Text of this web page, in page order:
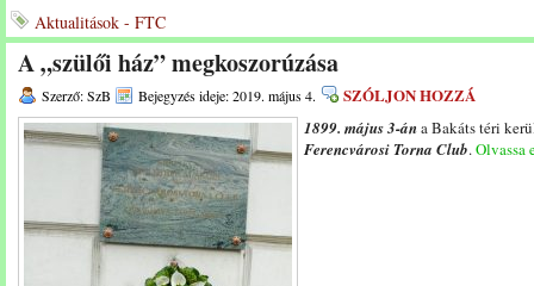
Aktualitások - FTC
A „szülői ház” megkoszorúzása
Szerző: SzB Bejegyzés ideje: 2019. május 4. SZÓLJON HOZZÁ
1899. május 3-ána Bakáts téri
Ferencvárosi Torna Club.Olvassa